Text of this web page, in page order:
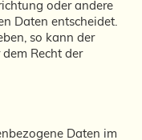
oder andere
Daten entscheidet.
so kann der
Recht der
Daten im